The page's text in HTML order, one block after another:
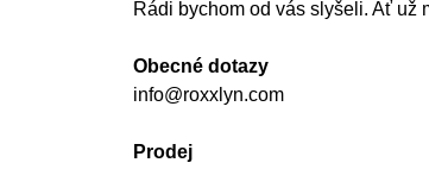
Rádi bychom od vás slyšeli. Ať už
Obecné dotazy
info@roxxlyn.com
Prodej